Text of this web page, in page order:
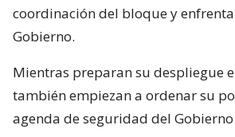
coordinación del bloque y
Gobierno.
Mientras preparan su despliegue
también empiezan a ordenar su
agenda de seguridad del Gobierno